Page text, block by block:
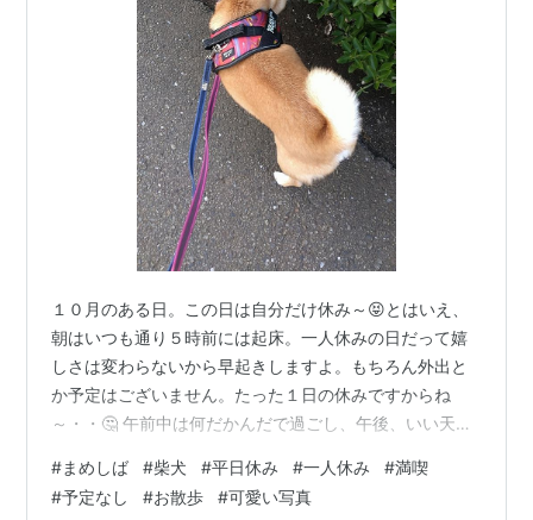
１０月のある日。この日は自分だけ休み～😝とはいえ、
朝はいつも通り５時前には起床。一人休みの日だって嬉
しさは変わらないから早起きしますよ。もちろん外出と
か予定はございません。たった１日の休みですからね
～・・🤔 午前中は何だかんだで過ごし、午後、いい天気
んど人の車もいないいつもお散歩コースをのんびり。こ
んな感じが平日休みの一番いいところだよね～😄 朝夕散
#まめしば #柴犬 #平日休み #一人休み #満喫
#予定なし #お散歩 #可愛い写真